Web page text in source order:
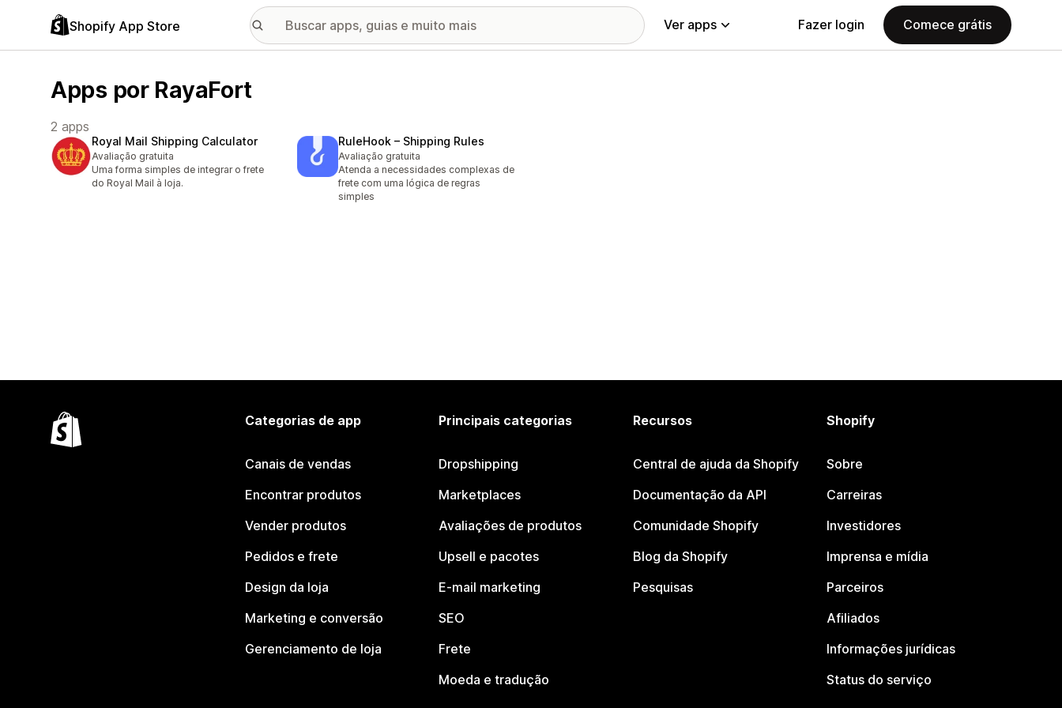
Shopify App Store Ver apps Fazer login Comece grátis
Apps por RayaFort
2 apps
Royal Mail Shipping Calculator
Avaliação gratuita
Uma forma simples de integrar o frete
do Royal Mail à loja.
RuleHook – Shipping Rules
Avaliação gratuita
Atenda a necessidades complexas de
frete com uma lógica de regras
simples
Categorias de app
Canais de vendas
Encontrar produtos
Vender produtos
Pedidos e frete
Design da loja
Marketing e conversão
Gerenciamento de loja
Principais categorias
Dropshipping
Marketplaces
Avaliações de produtos
Upsell e pacotes
E-mail marketing
SEO
Frete
Moeda e tradução
Recursos
Central de ajuda da Shopify
Documentação da API
Comunidade Shopify
Blog da Shopify
Pesquisas
Shopify
Sobre
Carreiras
Investidores
Imprensa e mídia
Parceiros
Afiliados
Informações jurídicas
Status do serviço